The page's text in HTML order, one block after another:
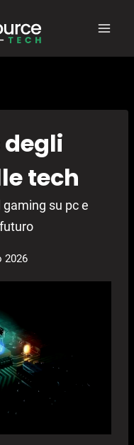
degli
tech
su pc e
2026